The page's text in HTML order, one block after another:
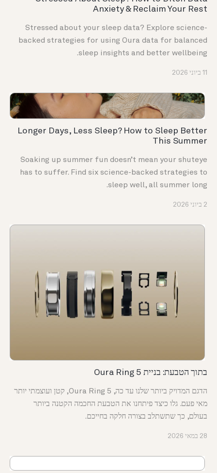
Anxiety & Reclaim Your Rest
Stressed about your sleep data? Explore science-
backed strategies for using Oura data for balanced
sleep insights and better wellbeing.
11 ביוני 2026
Longer Days, Less Sleep? How to Sleep Better
This Summer
Soaking up summer fun doesn’t mean your shuteye
has to suffer. Find six science-backed strategies to
sleep well, all summer long.
2 ביוני 2026
בתוך הטבעת: בניית Oura Ring 5
הדגם המדויק ביותר שלנו עד כה, Oura Ring 5, קטן ועוצמתי יותר
מאי פעם. גלו כיצד פיתחנו את הטבעת החכמה הקטנה ביותר
בעולם, כך שתשתלב בצורה חלקה בחייכם.
28 במאי 2026